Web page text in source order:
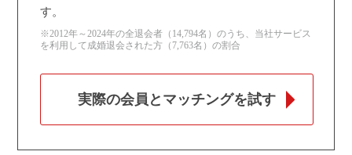
す。
※2012年～2024年の全退会者（14,794名）のうち、当社サービス
を利用して成婚退会された方（7,763名）の割合
実際の会員とマッチングを試す